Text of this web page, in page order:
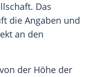
Das
die Angaben und
an den
der Höhe der